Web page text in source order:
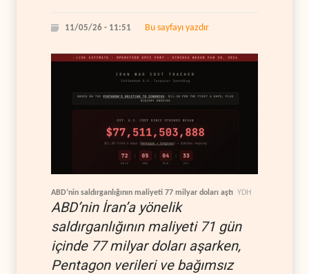
11/05/26 - 11:51 Bu sayfayı yazdır
ABD’nin saldırganlığının maliyeti 77 milyar doları aştı YDH
ABD’nin İran’a yönelik
saldırganlığının maliyeti 71 gün
içinde 77 milyar doları aşarken,
Pentagon verileri ve bağımsız